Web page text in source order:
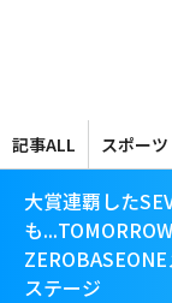
テ
ン
記事ALL スポーツ
大賞連覇した
も
ステージ